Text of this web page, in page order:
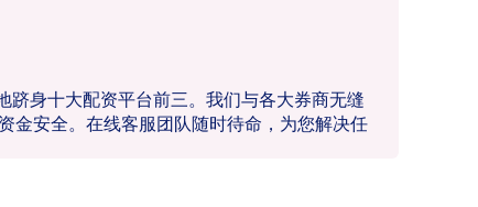
身十大配资平台前三。我们与各大券商无缝
金安全。在线客服团队随时待命，为您解决任